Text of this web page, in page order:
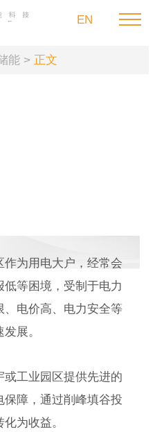
EN
能> 正文
为用电大户，经常会
等困境，受制于电力
电价高、电力安全等
展。
工业园区提供先进的
障，通过削峰填谷投
为收益。